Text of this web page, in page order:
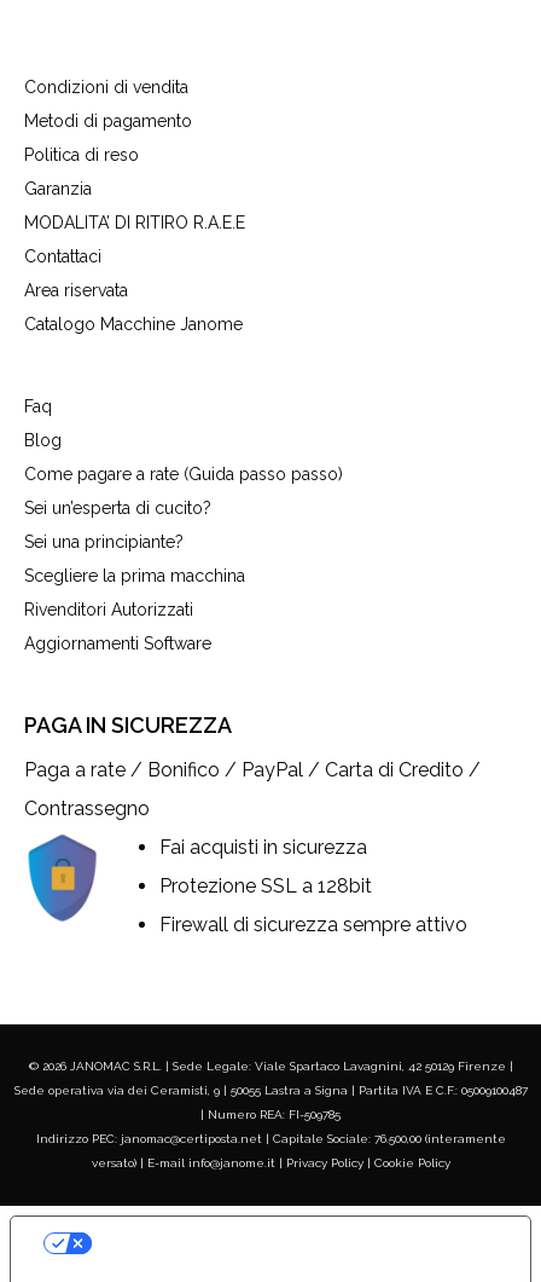
Condizioni di vendita
Metodi di pagamento
Politica di reso
Garanzia
MODALITA’ DI RITIRO R.A.E.E
Contattaci
Area riservata
Catalogo Macchine Janome
Faq
Blog
Come pagare a rate (Guida passo passo)
Sei un’esperta di cucito?
Sei una principiante?
Scegliere la prima macchina
Rivenditori Autorizzati
Aggiornamenti Software
PAGA IN SICUREZZA
Paga a rate / Bonifico / PayPal / Carta di Credito /
Contrassegno
Fai acquisti in sicurezza
Protezione SSL a 128bit
Firewall di sicurezza sempre attivo
© 2026 JANOMAC S.R.L. | Sede Legale: Viale Spartaco Lavagnini, 42 50129 Firenze |
Sede operativa via dei Ceramisti, 9 | 50055 Lastra a Signa | Partita IVA E C.F.: 05009100487
| Numero REA: FI-509785
Indirizzo PEC: janomac@certiposta.net | Capitale Sociale: 76.500,00 (interamente
versato) | E-mail info@janome.it | Privacy Policy| Cookie Policy